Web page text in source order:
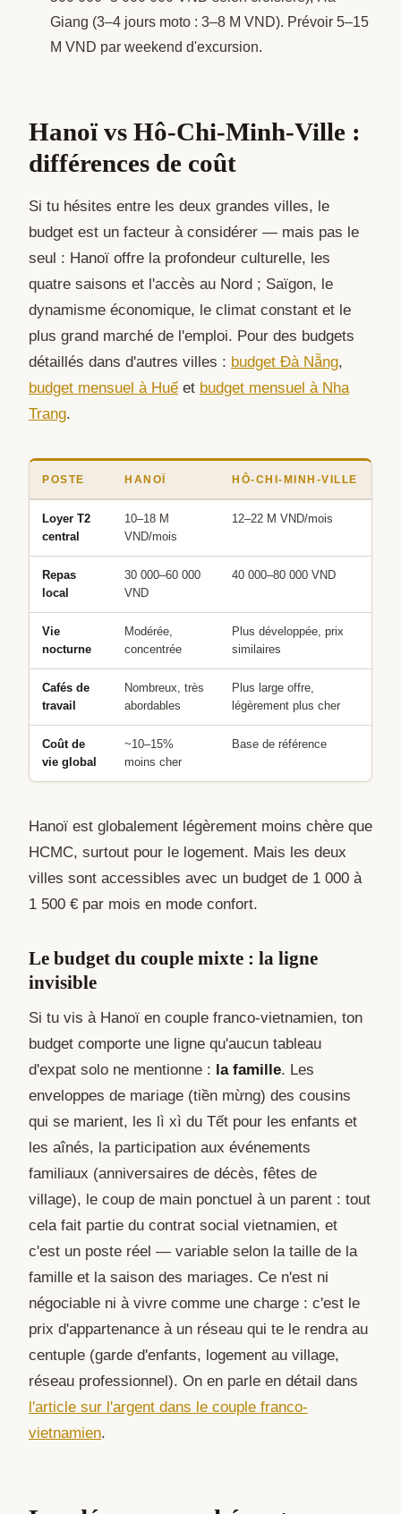
Giang (3–4 jours moto : 3–8 M VND). Prévoir 5–15
M VND par weekend d'excursion.
Hanoï vs Hô-Chi-Minh-Ville :
différences de coût
Si tu hésites entre les deux grandes villes, le
budget est un facteur à considérer — mais pas le
seul : Hanoï offre la profondeur culturelle, les
quatre saisons et l'accès au Nord ; Saïgon, le
dynamisme économique, le climat constant et le
plus grand marché de l'emploi. Pour des budgets
détaillés dans d'autres villes : budget Đà Nẵng,
budget mensuel à Huế et budget mensuel à Nha
Trang.
POSTE HANOÏ HÔ-CHI-MINH-VILLE
Loyer T2
central
10–18 M
VND/mois
12–22 M VND/mois
Repas
local
30 000–60 000
VND
40 000–80 000 VND
Vie
nocturne
Modérée,
concentrée
Plus développée, prix
similaires
Cafés de
travail
Nombreux, très
abordables
Plus large offre,
légèrement plus cher
Coût de
vie global
~10–15%
moins cher
Base de référence
Hanoï est globalement légèrement moins chère que
HCMC, surtout pour le logement. Mais les deux
villes sont accessibles avec un budget de 1 000 à
1 500 € par mois en mode confort.
Le budget du couple mixte : la ligne
invisible
Si tu vis à Hanoï en couple franco-vietnamien, ton
budget comporte une ligne qu'aucun tableau
d'expat solo ne mentionne : la famille. Les
enveloppes de mariage (tiền mừng) des cousins
qui se marient, les lì xì du Tết pour les enfants et
les aînés, la participation aux événements
familiaux (anniversaires de décès, fêtes de
village), le coup de main ponctuel à un parent : tout
cela fait partie du contrat social vietnamien, et
c'est un poste réel — variable selon la taille de la
famille et la saison des mariages. Ce n'est ni
négociable ni à vivre comme une charge : c'est le
prix d'appartenance à un réseau qui te le rendra au
centuple (garde d'enfants, logement au village,
réseau professionnel). On en parle en détail dans
l'article sur l'argent dans le couple franco-
vietnamien.